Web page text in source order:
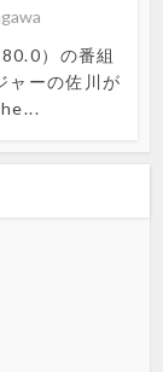
）の番組
ャーの佐川が